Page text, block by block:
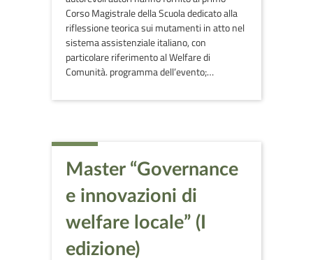
Corso Magistrale della Scuola dedicato alla
riflessione teorica sui mutamenti in atto nel
sistema assistenziale italiano, con
particolare riferimento al Welfare di
Comunità. programma dell’evento;…
Master “Governance
e innovazioni di
welfare locale” (I
edizione)